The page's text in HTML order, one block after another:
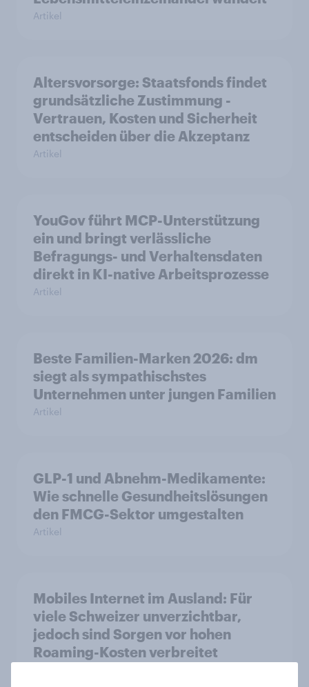
Artikel
Altersvorsorge: Staatsfonds findet
grundsätzliche Zustimmung -
Vertrauen, Kosten und Sicherheit
entscheiden über die Akzeptanz
Artikel
YouGov führt MCP-Unterstützung
ein und bringt verlässliche
Befragungs- und Verhaltensdaten
direkt in KI-native Arbeitsprozesse
Artikel
Beste Familien-Marken 2026: dm
siegt als sympathischstes
Unternehmen unter jungen Familien
Artikel
GLP-1 und Abnehm-Medikamente:
Wie schnelle Gesundheitslösungen
den FMCG-Sektor umgestalten
Artikel
Mobiles Internet im Ausland: Für
viele Schweizer unverzichtbar,
jedoch sind Sorgen vor hohen
Roaming-Kosten verbreitet